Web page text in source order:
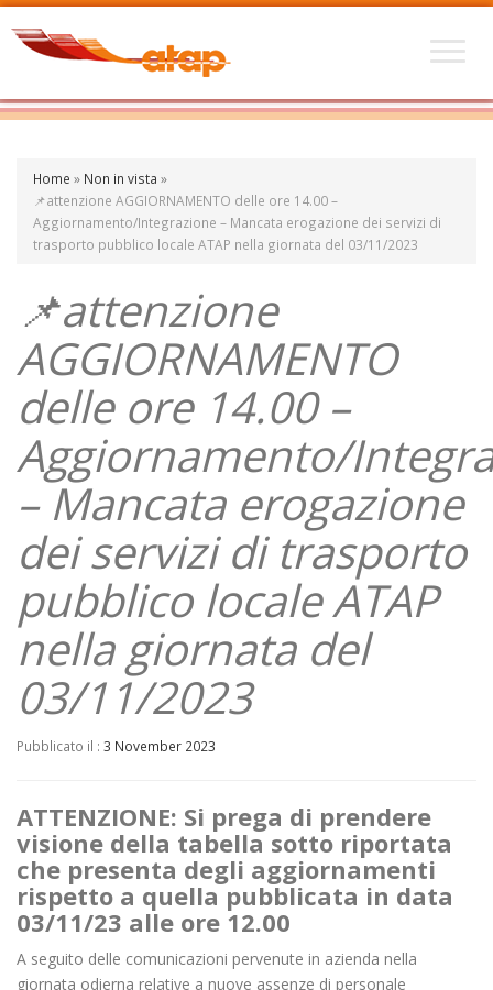
Home » Non in vista »
📌attenzione AGGIORNAMENTO delle ore 14.00 –
Aggiornamento/Integrazione – Mancata erogazione dei servizi di
trasporto pubblico locale ATAP nella giornata del 03/11/2023
📌attenzione
AGGIORNAMENTO
delle ore 14.00 –
Aggiornamento/
– Mancata erogazione
dei servizi di trasporto
pubblico locale ATAP
nella giornata del
03/11/2023
Pubblicato il : 3 November 2023
ATTENZIONE: Si prega di prendere
visione della tabella sotto riportata
che presenta degli aggiornamenti
rispetto a quella pubblicata in data
03/11/23 alle ore 12.00
A seguito delle comunicazioni pervenute in azienda nella
giornata odierna relative a nuove assenze di personale